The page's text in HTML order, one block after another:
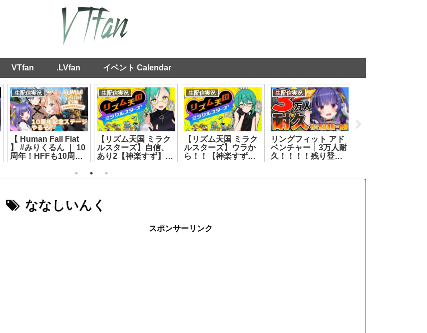
VTfan .LVfan イベント Calendar
生配信実況
【 Human Fall Flat
】 #みりくるん ｜ 10
周年！HFFも10周
年！記念ステージや
るぞ！ 【 リクム / ど
っとライブ 】
生配信実況
【リズム天国 ミラク
ルスターズ】自信、
あり2【神楽すず】
[2026.07.10]
生配信実況
【リズム天国 ミラク
ルスターズ】ウラか
ら！！【神楽すず】
[2026.07.16]
生配信実況
リングフィット アド
ベンチャー┊3万人耐
久！！！！残り登録
者数＝負荷のリング
ン・ルルリカ/どっと
[2025.08.03]
ななしいんく
スポンサーリンク